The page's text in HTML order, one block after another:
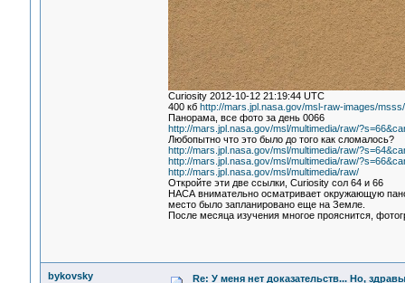
Curiosity 2012-10-12 21:19:44 UTC
400 кб http://mars.jpl.nasa.gov/msl-raw-images/
Панорама, все фото за день 0066
http://mars.jpl.nasa.gov/msl/multimedia/raw/
Любопытно что это было до того как сломалось?
http://mars.jpl.nasa.gov/msl/multimedia/raw/
http://mars.jpl.nasa.gov/msl/multimedia/raw/
http://mars.jpl.nasa.gov/msl/multimedia/raw/
Откройте эти две ссылки, Curiosity сол 64 и 66
НАСА внимательно осматривает окружающую
место было запланировано еще на Земле.
После месяца изучения многое прояснится,
bykovsky
Re: У меня нет доказательств... Но,